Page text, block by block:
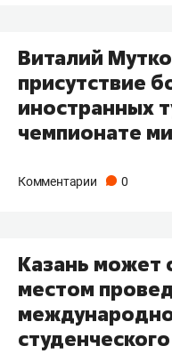
Виталий
присутствие
иностранных
чемпионате
Комментарии 0
Казань может
местом